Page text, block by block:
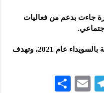
جاءت بدعم من فعاليات
وأشهرت جمعية الطفل اليتيم الخيرية بالسويداء عام 2021، وتهدف
Te
E